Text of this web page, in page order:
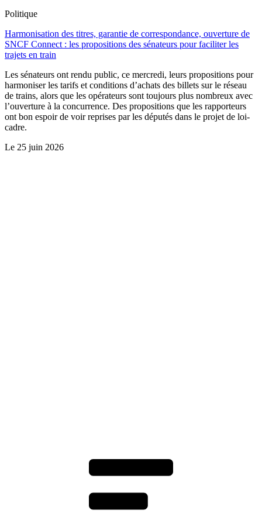
Politique
Harmonisation des titres, garantie de correspondance, ouverture de
SNCF Connect : les propositions des sénateurs pour faciliter les
trajets en train
Les sénateurs ont rendu public, ce mercredi, leurs propositions pour
harmoniser les tarifs et conditions d’achats des billets sur le réseau
de trains, alors que les opérateurs sont toujours plus nombreux avec
l’ouverture à la concurrence. Des propositions que les rapporteurs
ont bon espoir de voir reprises par les députés dans le projet de loi-
cadre.
Le 25 juin 2026